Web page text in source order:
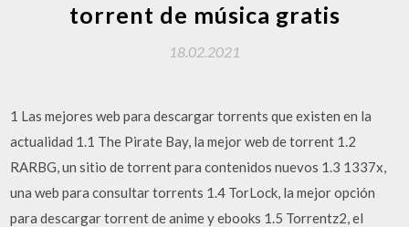
torrent de música gratis
18.02.2021
1 Las mejores web para descargar torrents que existen en la
actualidad 1.1 The Pirate Bay, la mejor web de torrent 1.2
RARBG, un sitio de torrent para contenidos nuevos 1.3 1337x,
una web para consultar torrents 1.4 TorLock, la mejor opción
para descargar torrent de anime y ebooks 1.5 Torrentz2, el